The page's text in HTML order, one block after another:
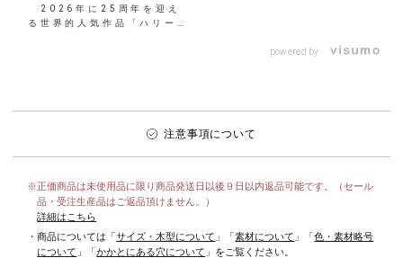
2026年に25周年を迎え
る世界的人気作品「ハリー・
powered by
注意事項について
※正価商品は未使用品に限り商品発送日以後９日以内返品可能です。（セール
品・受注生産品はご返品頂けません。）
詳細はこちら
・商品については「サイズ・木型について 」「素材について 」「色・素材略号
について 」「かかとにある穴について 」をご覧ください。